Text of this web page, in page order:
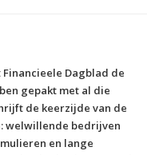
Dagblad de
gepakt met al die
de keerzijde van de
welwillende bedrijven
en lange